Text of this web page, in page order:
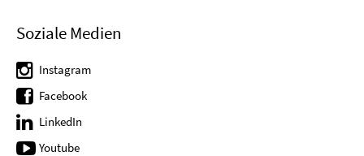
Soziale Medien
Instagram
Facebook
LinkedIn
Youtube